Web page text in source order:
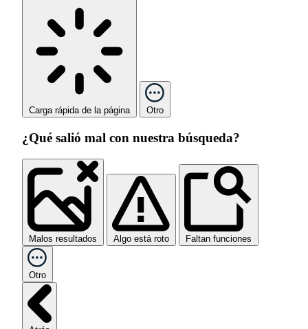
Carga rápida de la página Otro
¿Qué salió mal con nuestra búsqueda?
Malos resultados Algo está roto Faltan funciones
Otro